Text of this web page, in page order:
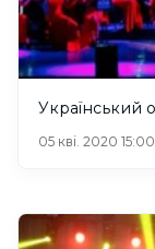
Український
05 кві. 2020 15:00